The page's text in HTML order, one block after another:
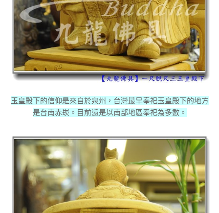
玉皇殿下的信仰是來自於泉州，台灣最早奉祀玉皇殿下的地方
是台南赤崁。目前還是以南部地區奉祀為多數。